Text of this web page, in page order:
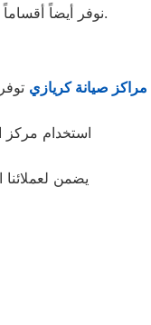
نوفر أيضاًبقطع غيار أصلية.
مراكز صيانة كريازي
استخدام مركز
يضمن